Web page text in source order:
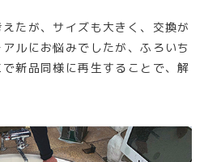
たが、サイズも大きく、交換が
ルにお悩みでしたが、ふろいち
新品同様に再生することで、解